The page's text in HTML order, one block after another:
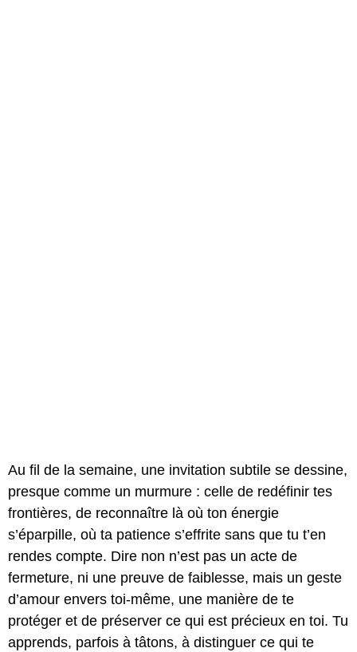
Au fil de la semaine, une invitation subtile se dessine,
presque comme un murmure : celle de redéfinir tes
frontières, de reconnaître là où ton énergie
s’éparpille, où ta patience s’effrite sans que tu t’en
rendes compte. Dire non n’est pas un acte de
fermeture, ni une preuve de faiblesse, mais un geste
d’amour envers toi-même, une manière de te
protéger et de préserver ce qui est précieux en toi. Tu
apprends, parfois à tâtons, à distinguer ce qui te